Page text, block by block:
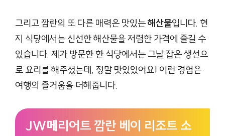
그리고 깜란의 또 다른 매력은 맛있는해산물입니다. 현
지 식당에서는 신선한 해산물을 저렴한 가격에 즐길 수
있습니다. 제가 방문한 한 식당에서는 그날 잡은 생선으
로 요리를 해주셨는데, 정말 맛있었어요! 이런 경험은
여행의 즐거움을 더해줍니다.
JW메리어트 깜란 베이 리조트 소